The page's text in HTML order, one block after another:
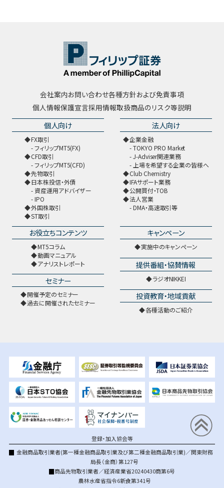
会社案内お問い合わせ各種方針および免責事項
個人情報保護宣言採用情報取扱商品のリスク等説明
個人向け
FX取引
フィリップMT5(FX)
CFD取引
フィリップMT5(CFD)
先物取引
日本株投信・外債
資産運用アドバイザー
IPO
外国株取引
ST取引
法人向け
企業金融
TOKYO PRO Market
J-Adviser関連業務
上場を希望する企業の皆様へ
Club Chemistry
IFAサポート業務
公開買付・TOB
法人営業
DMA・高速取引等
お役立ちコンテンツ
MT5コラム
動画マニュアル
アナリストレポート
セミナー
開催予定のセミナー
過去に開催されたセミナー
キャンペーン
実施中のキャンペーン
提供番組・協賛情報
ラジオNIKKEI
投資教育・地域貢献
各種活動のご紹介
登録・加入協会等
金融商品取引業者(第一種金融商品取引業及び第二種金融商品取引業)／関東財務
局長（金商）第127号
商品先物取引業者／経済産業省20240430商第6号
農林水産省指令6新食第341号